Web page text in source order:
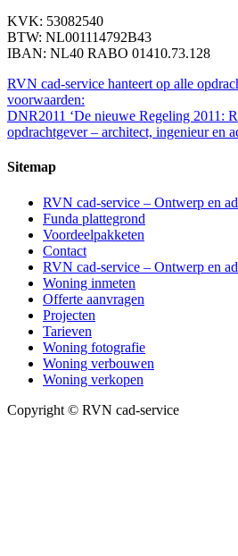
KVK: 53082540
BTW: NL001114792B43
IBAN: NL40 RABO 01410.73.128
RVN cad-service hanteert op alle
voorwaarden:
DNR2011 ‘De nieuwe Regeling 2011:
opdrachtgever – architect, ingenieur en
Sitemap
RVN cad-service – Ontwerp en
Funda plattegrond
Voordeelpakketen
Contact
RVN cad-service – Ontwerp en
Woning inmeten
Offerte aanvragen
Projecten
Tarieven
Woning fotografie
Woning verbouwen
Woning verkopen
Copyright © RVN cad-service